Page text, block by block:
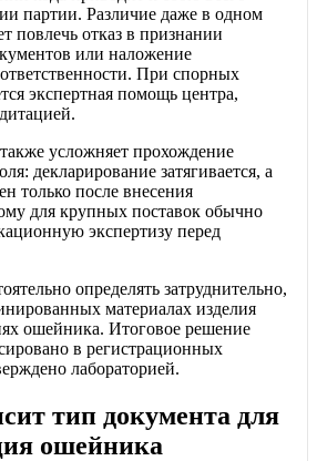
партии. Различие даже в одном
отказ в признании
или наложение
При спорных
экспертная помощь центра,
усложняет прохождение
декларирование затягивается, а
только после внесения
для крупных поставок обычно
экспертизу перед
определять затруднительно,
материалах изделия
ошейника. Итоговое решение
в регистрационных
лабораторией.
тип документа для
ошейника